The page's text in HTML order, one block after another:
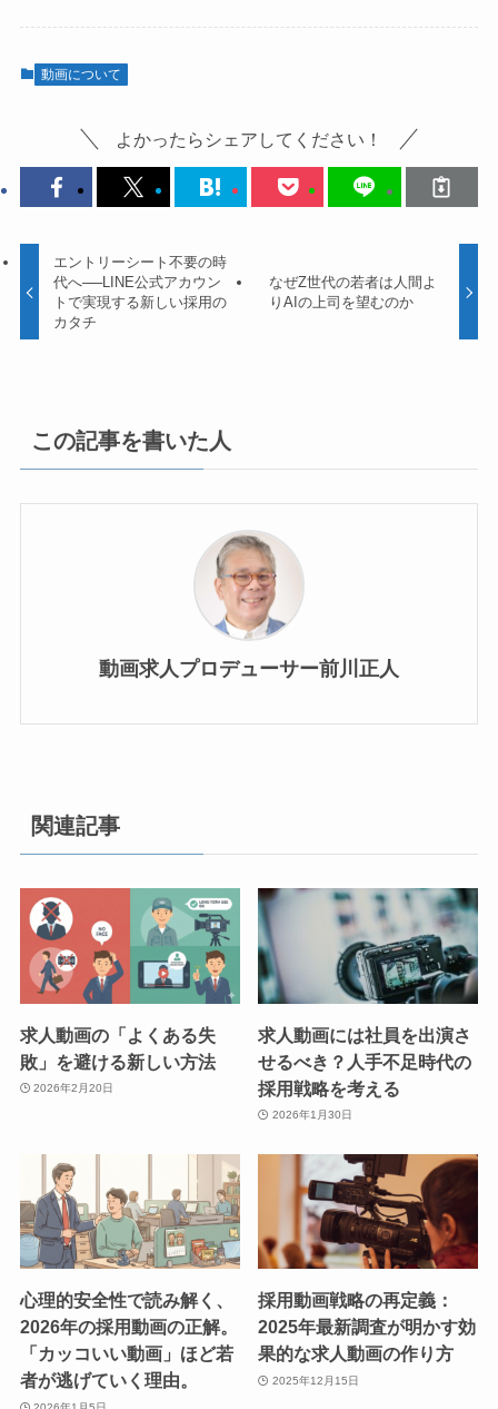
動画について
よかったらシェアしてください！
エントリーシート不要の時
代へ──LINE公式アカウン
トで実現する新しい採用の
カタチ
なぜZ世代の若者は人間よ
りAIの上司を望むのか
この記事を書いた人
動画求人プロデューサー前川正人
関連記事
求人動画の「よくある失
敗」を避ける新しい方法
2026年2月20日
求人動画には社員を出演さ
せるべき？人手不足時代の
採用戦略を考える
2026年1月30日
心理的安全性で読み解く、
2026年の採用動画の正解。
「カッコいい動画」ほど若
者が逃げていく理由。
採用動画戦略の再定義：
2025年最新調査が明かす効
果的な求人動画の作り方
2025年12月15日